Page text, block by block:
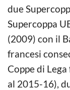
due
Supercoppa
(2009) con il
francesi
Coppe di
al 2015-16),